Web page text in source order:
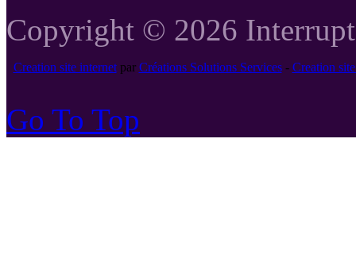
Copyright © 2026
Creation site internetpar Créations Solutions Services- Creation
Go To Top